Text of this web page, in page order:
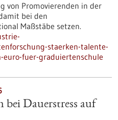
von Promovierenden in der
bei den
Maßstäbe setzen.
staerken-talente-
fuer-graduiertenschule
bei Dauerstress auf